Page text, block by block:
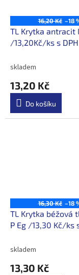
16,20 Kč –18
TL Krytka antracit L Eg
/13,20Kč/ks s DPH
skladem
13,20 Kč
Do košíku
16,30 Kč –18
TL Krytka béžová
P Eg /13,30 Kč/ks
skladem
13,30 Kč